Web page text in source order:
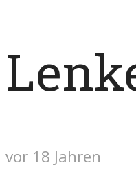
vor 18 Jahren